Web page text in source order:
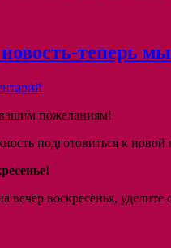
теперь мы
пожеланиям!
подготовиться к
вечер воскресенья,